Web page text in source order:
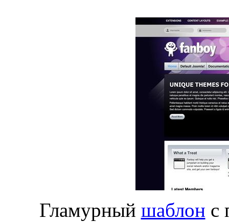
Гламурный шаблон с